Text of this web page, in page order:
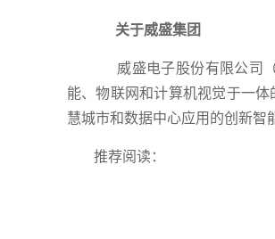
关于威盛集团
威盛电子股份有限公司（
能、物联网和计算机视觉于一
慧城市和数据中心应用的创新智
推荐阅读：